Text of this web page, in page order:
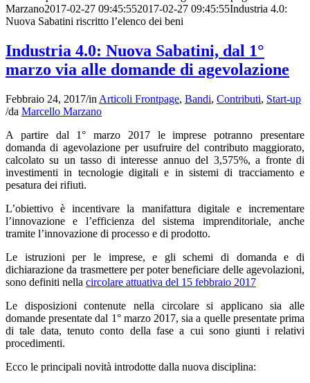
Marzano2017-02-27 09:45:552017-02-27 09:45:55Industria 4.0:
Nuova Sabatini riscritto l’elenco dei beni
Industria 4.0: Nuova Sabatini, dal 1°
marzo via alle domande di agevolazione
Febbraio 24, 2017/in Articoli Frontpage, Bandi, Contributi, Start-up
/da Marcello Marzano
A partire dal 1° marzo 2017 le imprese potranno presentare
domanda di agevolazione per usufruire del contributo maggiorato,
calcolato su un tasso di interesse annuo del 3,575%, a fronte di
investimenti in tecnologie digitali e in sistemi di tracciamento e
pesatura dei rifiuti.
L’obiettivo è incentivare la manifattura digitale e incrementare
l’innovazione e l’efficienza del sistema imprenditoriale, anche
tramite l’innovazione di processo e di prodotto.
Le istruzioni per le imprese, e gli schemi di domanda e di
dichiarazione da trasmettere per poter beneficiare delle agevolazioni,
sono definiti nella circolare attuativa del 15 febbraio 2017
Le disposizioni contenute nella circolare si applicano sia alle
domande presentate dal 1° marzo 2017, sia a quelle presentate prima
di tale data, tenuto conto della fase a cui sono giunti i relativi
procedimenti.
Ecco le principali novità introdotte dalla nuova disciplina: